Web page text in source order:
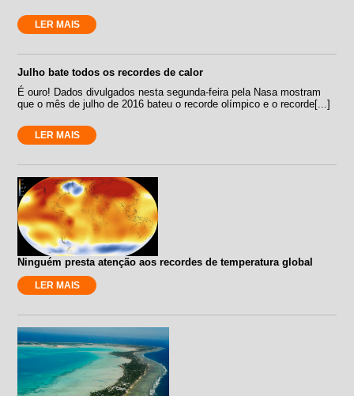
LER MAIS
Julho bate todos os recordes de calor
É ouro! Dados divulgados nesta segunda-feira pela Nasa mostram
que o mês de julho de 2016 bateu o recorde olímpico e o recorde[...]
LER MAIS
Ninguém presta atenção aos recordes de temperatura global
LER MAIS